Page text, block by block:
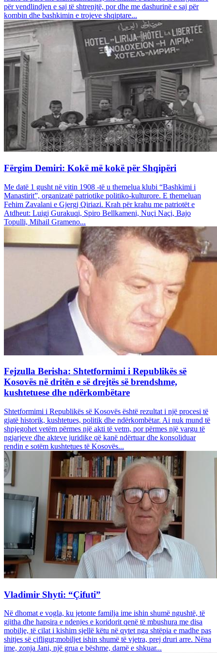
për vendlindjen e saj të shtrenjtë, por dhe me dashurinë e saj për
kombin dhe bashkimin e trojeve shqiptare...
Fërgim Demiri: Kokë më kokë për Shqipëri
Me datë 1 gusht në vitin 1908 -të u themelua klubi “Bashkimi i
Manastirit”, organizatë patriotike politiko-kulturore. E themeluan
Fehim Zavalani e Gjergj Qiriazi. Krah për krahu me patriotët e
Atdheut: Luigj Gurakuqi, Spiro Bellkameni, Nuçi Naçi, Bajo
Topulli, Mihail Grameno...
Fejzulla Berisha: Shtetformimi i Republikës së
Kosovës në dritën e së drejtës së brendshme,
kushtetuese dhe ndërkombëtare
Shtetformimi i Republikës së Kosovës është rezultat i një procesi të
gjatë historik, kushtetues, politik dhe ndërkombëtar. Ai nuk mund të
shpjegohet vetëm përmes një akti të vetm, por përmes një vargu të
ngjarjeve dhe akteve juridike që kanë ndërtuar dhe konsoliduar
rendin e sotëm kushtetues të Kosovës...
Vladimir Shyti: “Çifuti”
Në dhomat e vogla, ku jetonte familja ime ishin shumë ngushtë, të
gjitha dhe hapsira e ndenjes e koridorit qenë të mbushura me disa
mobilje, të cilat i kishim sjellë këtu në qytet nga shtëpia e madhe pas
shitjes së çifligut;mobiljet ishin shumë të vjetra, prej druri arre. Nëna
ime, zonja Jani, një grua e bëshme, damë e shkuar...